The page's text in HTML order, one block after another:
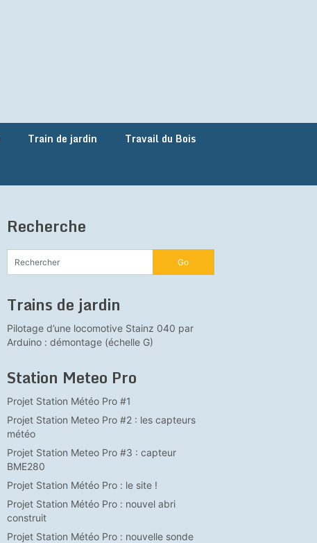
Train de jardin
Travail du Bois
Recherche
Trains de jardin
Pilotage d’une locomotive Stainz 040 par
Arduino : démontage (échelle G)
Station Meteo Pro
Projet Station Météo Pro #1
Projet Station Meteo Pro #2 : les capteurs
météo
Projet Station Meteo Pro #3 : capteur
BME280
Projet Station Météo Pro : le site !
Projet Station Météo Pro : nouvel abri
construit
Projet Station Météo Pro : nouvelle sonde